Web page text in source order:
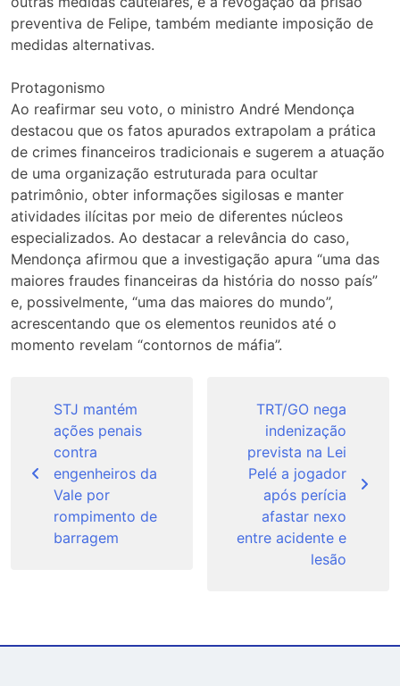
preventiva de Felipe, também mediante imposição de
medidas alternativas.
Protagonismo
Ao reafirmar seu voto, o ministro André Mendonça
destacou que os fatos apurados extrapolam a prática
de crimes financeiros tradicionais e sugerem a atuação
de uma organização estruturada para ocultar
patrimônio, obter informações sigilosas e manter
atividades ilícitas por meio de diferentes núcleos
especializados. Ao destacar a relevância do caso,
Mendonça afirmou que a investigação apura “uma das
maiores fraudes financeiras da história do nosso país”
e, possivelmente, “uma das maiores do mundo”,
acrescentando que os elementos reunidos até o
momento revelam “contornos de máfia”.
Post
STJ mantém
ações penais
contra
engenheiros da
Vale por
rompimento de
barragem
TRT/GO nega
indenização
prevista na Lei
Pelé a jogador
após perícia
afastar nexo
entre acidente e
lesão